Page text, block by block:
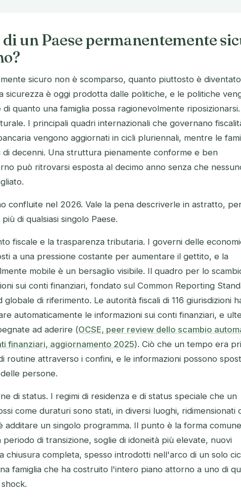
un Paese permanentemente
sicuro non è scomparso, quanto piuttosto è diventato
sicurezza è oggi prodotta dalle politiche, e le politiche
quanto una famiglia possa ragionevolmente
I principali quadri internazionali che governano
vengono aggiornati in cicli pluriennali, mentre le
di decenni. Una struttura pienamente conforme e ben
può ritrovarsi esposta al decimo anno senza che
confluite nel 2026. Vale la pena descriverle in astratto,
di qualsiasi singolo Paese.
fiscale e la trasparenza tributaria. I governi delle
a una pressione costante per aumentare il gettito, e la
mobile è un bersaglio visibile. Il quadro per lo
sui conti finanziari, fondato sul Common Reporting
di riferimento. Le autorità fiscali di 116 giurisdizioni
automaticamente le informazioni sui conti finanziari, e
ad aderire (OCSE, peer review dello scambio
finanziari, aggiornamento 2025). Ciò che un tempo era
routine attraverso i confini, e le informazioni possono
persone.
di status. I regimi di residenza e di status speciale che un
come duraturi sono stati, in diversi luoghi, ridimensionati
additare un singolo programma. Il punto è la forma
periodo di transizione, soglie di idoneità più elevate, nuovi
chiusura completa, spesso introdotti nell'arco di un solo
famiglia che ha costruito l'intero piano attorno a uno di